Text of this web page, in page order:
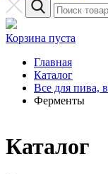
Корзина пуста
Главная
Каталог
Все для пива,
Ферменты
Каталог